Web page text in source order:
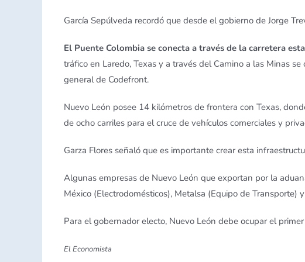
García Sepúlveda recordó que desde el gobierno de Jorge
El Puente Colombia se conecta a través de la carretera
tráfico en Laredo, Texas y a través del Camino a las Minas
general de Codefront.
Nuevo León posee 14 kilómetros de frontera con Texas,
de ocho carriles para el cruce de vehículos comerciales y
Garza Flores señaló que es importante crear esta
Algunas empresas de Nuevo León que exportan por la
México (Electrodomésticos), Metalsa (Equipo de Transporte)
Para el gobernador electo, Nuevo León debe ocupar el
El Economista